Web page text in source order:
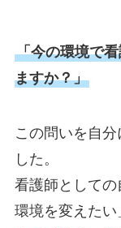
「今の環境で
ますか？」
この問いを自
した。
看護師として
環境を変えたい